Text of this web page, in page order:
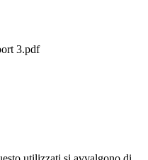
3.pdf